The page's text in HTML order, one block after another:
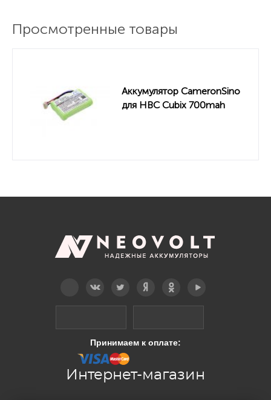
Просмотренные товары
Аккумулятор CameronSino
для HBC Cubix 700mah
Принимаем к оплате:
Интернет-магазин